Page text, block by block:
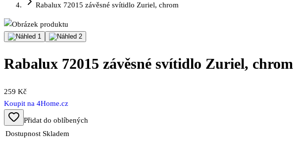
Rabalux 72015 závěsné svítidlo Zuriel, chrom
Rabalux 72015 závěsné svítidlo Zuriel, chrom
259 Kč
Koupit na 4Home.cz
Přidat do oblíbených
Dostupnost Skladem